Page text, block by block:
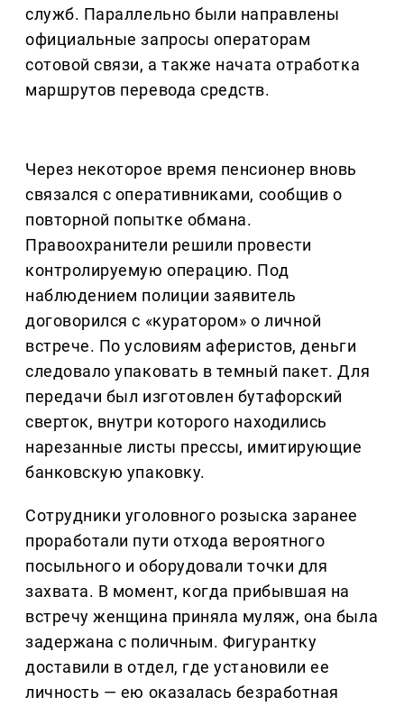
служб. Параллельно были направлены
официальные запросы операторам
сотовой связи, а также начата отработка
маршрутов перевода средств.
Через некоторое время пенсионер вновь
связался с оперативниками, сообщив о
повторной попытке обмана.
Правоохранители решили провести
контролируемую операцию. Под
наблюдением полиции заявитель
договорился с «куратором» о личной
встрече. По условиям аферистов, деньги
следовало упаковать в темный пакет. Для
передачи был изготовлен бутафорский
сверток, внутри которого находились
нарезанные листы прессы, имитирующие
банковскую упаковку.
Сотрудники уголовного розыска заранее
проработали пути отхода вероятного
посыльного и оборудовали точки для
захвата. В момент, когда прибывшая на
встречу женщина приняла муляж, она была
задержана с поличным. Фигурантку
доставили в отдел, где установили ее
личность — ею оказалась безработная